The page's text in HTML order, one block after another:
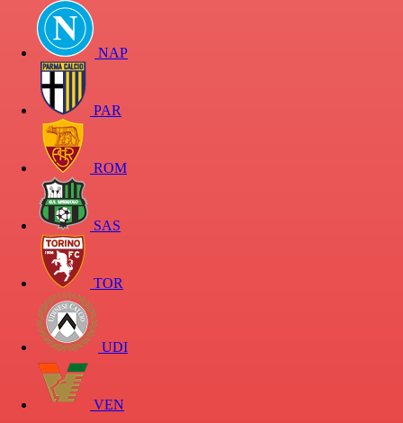
NAP
PAR
ROM
SAS
TOR
UDI
VEN